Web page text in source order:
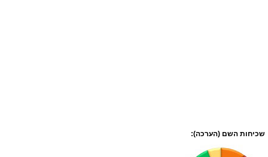
שכיחות השם (הערכה):